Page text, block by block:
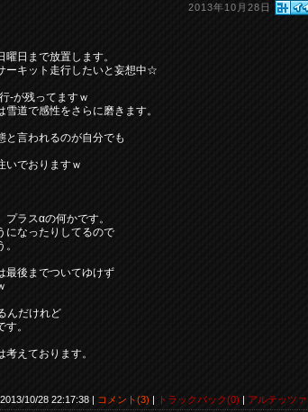
2013年10月28日
日まで放置します。
ーキット走行したいと妄想中☆
-が残ってますｗ
道で感性をさらに磨きます。
と言われるのが自分でも
いでおりますｗ
ラスαの何かです。
になったりしてるので
最後までついてゆけず
んだけれど
。
えております。
10/28 22:17:38 | コメント(3) | トラックバック(0) | アルテッツァ